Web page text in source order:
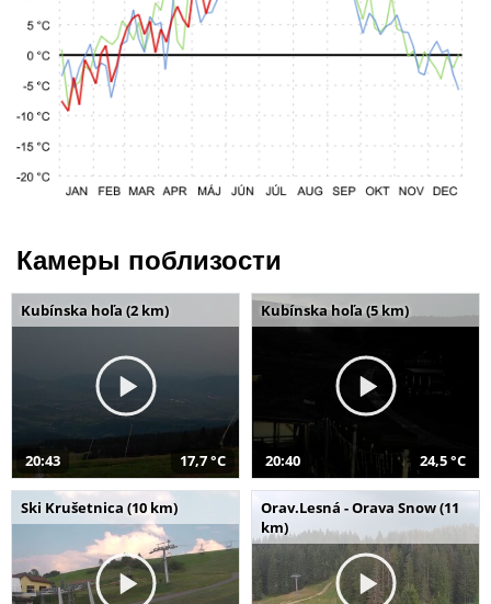
Камеры поблизости
Kubínska hoľa (2 km)
20:43 17,7 °C
Kubínska hoľa (5 km)
20:40 24,5 °C
Ski Krušetnica (10 km)
Orav.Lesná - Orava Snow (11
km)